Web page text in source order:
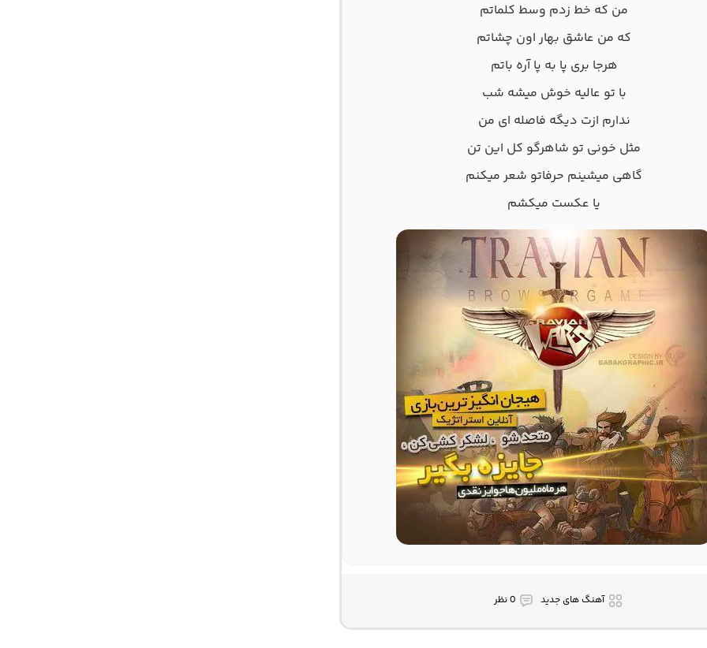
من که خط زدم وسط کلماتم
که من عاشق بهار اون چشاتم
هرجا بری پا به پا آره باتم
با تو عالیه خوش میشه شب
ندارم ازت دیگه فاصله ای من
مثل خونی تو شاهرگو کل این تن
گاهی میشینم حرفاتو شعر میکنم
یا عکست میکشم
آهنگ های جدید 0 نظر